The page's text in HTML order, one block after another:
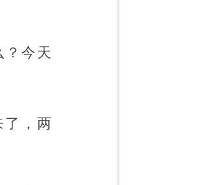
？今天
，两